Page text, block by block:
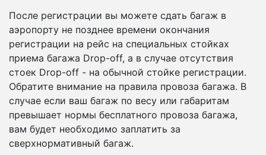
После регистрации вы можете сдать багаж в
аэропорту не позднее времени окончания
регистрации на рейс на специальных стойках
приема багажа Drop-off, а в случае отсутствия
стоек Drop-off - на обычной стойке регистрации.
Обратите внимание на правила провоза багажа. В
случае если ваш багаж по весу или габаритам
превышает нормы бесплатного провоза багажа,
вам будет необходимо заплатить за
сверхнормативный багаж.